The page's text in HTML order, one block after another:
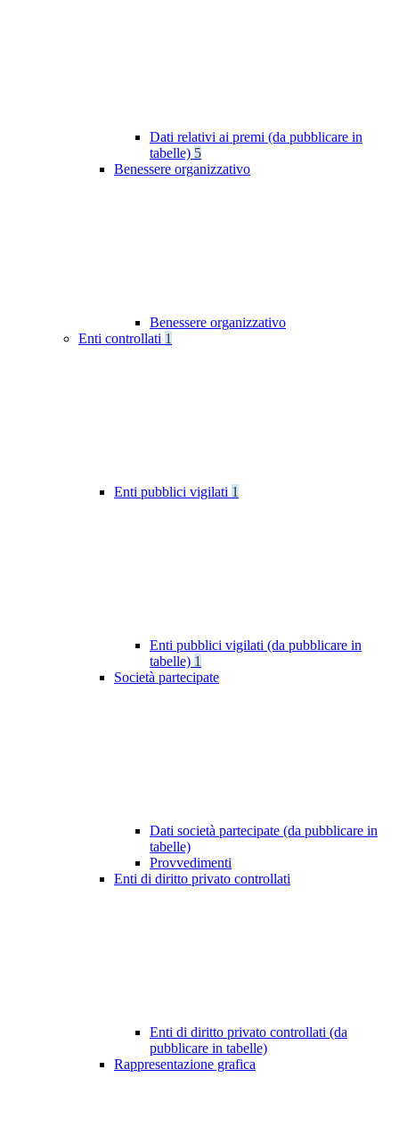
Dati relativi ai premi (da pubblicare in
tabelle) 5
Benessere organizzativo
Benessere organizzativo
Enti controllati 1
Enti pubblici vigilati 1
Enti pubblici vigilati (da pubblicare in
tabelle) 1
Società partecipate
Dati società partecipate (da pubblicare in
tabelle)
Provvedimenti
Enti di diritto privato controllati
Enti di diritto privato controllati (da
pubblicare in tabelle)
Rappresentazione grafica